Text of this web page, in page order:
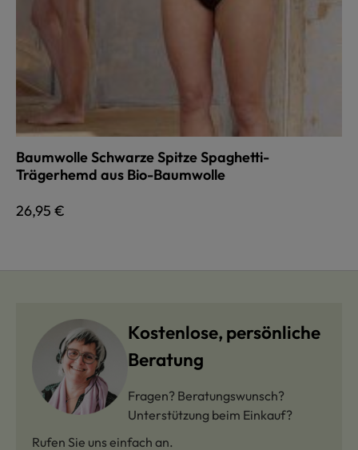
Baumwolle Schwarze Spitze Spaghetti-
Trägerhemd aus Bio-Baumwolle
Regulärer Preis:
26,95 €
Kostenlose, persönliche
Beratung
Fragen? Beratungswunsch?
Unterstützung beim Einkauf?
Rufen Sie uns einfach an.